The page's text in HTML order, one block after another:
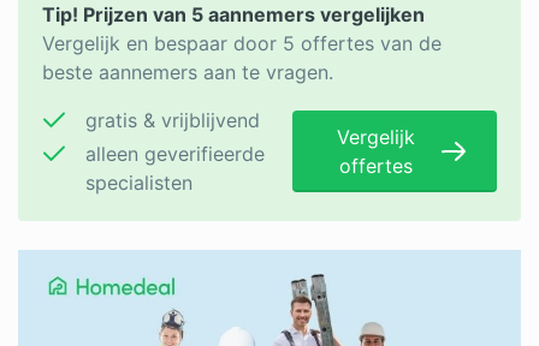
Tip! Prijzen van 5 aannemers vergelijken
Vergelijk en bespaar door 5 offertes van de
beste aannemers aan te vragen.
gratis & vrijblijvend
alleen geverifieerde
specialisten
Vergelijk
offertes